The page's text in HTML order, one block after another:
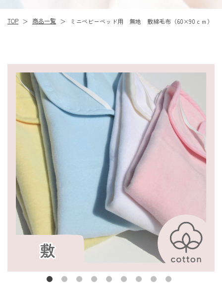
TOP ＞ 商品一覧 ＞ ミニベビーベッド用 無地 敷綿毛布（60×90ｃｍ）